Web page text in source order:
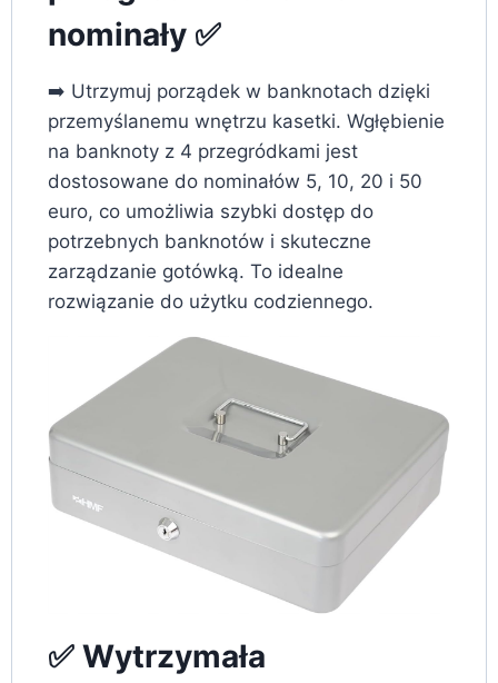
nominały ✅
➡️ Utrzymuj porządek w banknotach dzięki
przemyślanemu wnętrzu kasetki. Wgłębienie
na banknoty z 4 przegródkami jest
dostosowane do nominałów 5, 10, 20 i 50
euro, co umożliwia szybki dostęp do
potrzebnych banknotów i skuteczne
zarządzanie gotówką. To idealne
rozwiązanie do użytku codziennego.
✅ Wytrzymała